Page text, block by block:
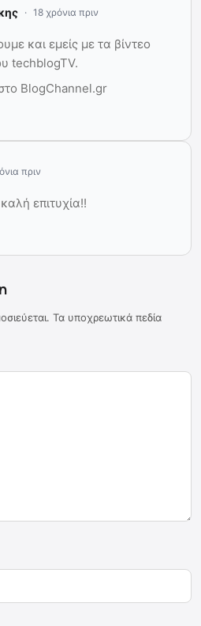
18 χρόνια πριν
και εμείς με τα βίντεο
techblogTV.
BlogChannel.gr
πριν
επιτυχία!!
Τα υποχρεωτικά πεδία